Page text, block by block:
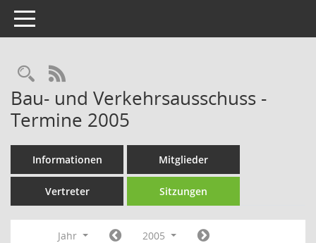
Toggle navigation
Rechercheauswahl
RSS-Feed
Bau- und Verkehrsausschuss -
Termine 2005
Informationen Mitglieder
Vertreter Sitzungen
Jahr
2005